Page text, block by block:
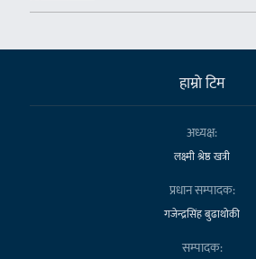
हाम्राे टिम
अध्यक्ष:
लक्ष्मी श्रेष्ठ खत्री
प्रधान सम्पादक:
गजेन्द्रसिंह बुढाथोकी
सम्पादक: